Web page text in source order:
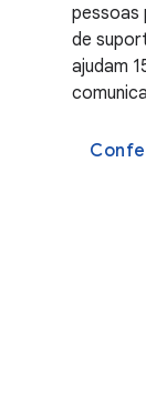
pessoas
de
ajudam